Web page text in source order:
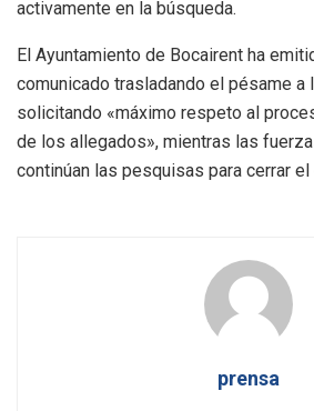
activamente en la búsqueda.
El Ayuntamiento de Bocairent ha
comunicado trasladando el pésame a
solicitando «máximo respeto al
de los allegados», mientras las
continúan las pesquisas para cerrar el
prensa